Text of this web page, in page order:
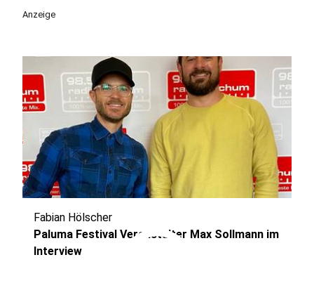
Anzeige
play_circle
Fabian Hölscher
Paluma Festival Veranstalter Max Sollmann im
Interview